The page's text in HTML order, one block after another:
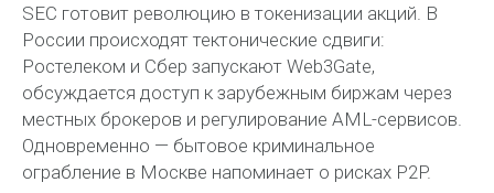
SEC готовит революцию в токенизации акций. В
России происходят тектонические сдвиги:
Ростелеком и Сбер запускают Web3Gate,
обсуждается доступ к зарубежным биржам через
местных брокеров и регулирование AML-сервисов.
Одновременно — бытовое криминальное
ограбление в Москве напоминает о рисках P2P.